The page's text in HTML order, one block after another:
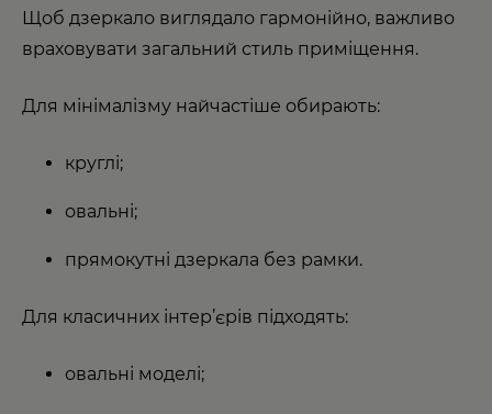
Щоб дзеркало виглядало гармонійно, важливо
враховувати загальний стиль приміщення.
Для мінімалізму найчастіше обирають:
круглі;
овальні;
прямокутні дзеркала без рамки.
Для класичних інтер’єрів підходять:
овальні моделі;